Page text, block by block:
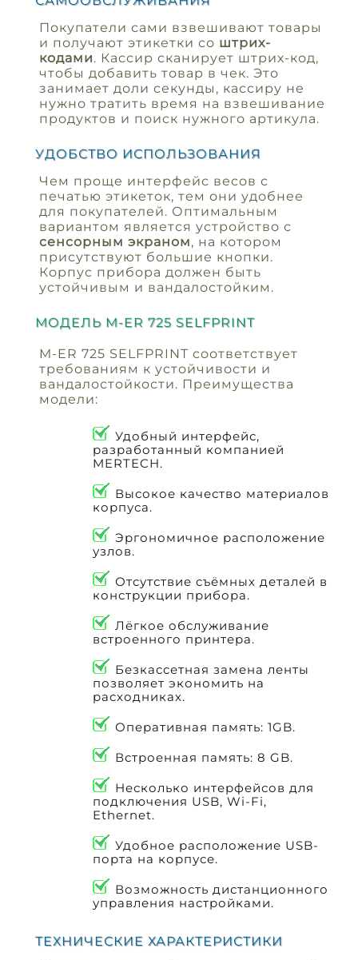
Покупатели сами взвешивают товары
и получают этикетки со штрих-
кодами. Кассир сканирует штрих-код,
чтобы добавить товар в чек. Это
занимает доли секунды, кассиру не
нужно тратить время на взвешивание
продуктов и поиск нужного артикула.
УДОБСТВО ИСПОЛЬЗОВАНИЯ
Чем проще интерфейс весов с
печатью этикеток, тем они удобнее
для покупателей. Оптимальным
вариантом является устройство с
сенсорным экраном, на котором
присутствуют большие кнопки.
Корпус прибора должен быть
устойчивым и вандалостойким.
МОДЕЛЬ M-ER 725 SELFPRINT
M-ER 725 SELFPRINT соответствует
требованиям к устойчивости и
вандалостойкости. Преимущества
модели:
Удобный интерфейс,
разработанный компанией
MERTECH.
Высокое качество материалов
корпуса.
Эргономичное расположение
узлов.
Отсутствие съёмных деталей в
конструкции прибора.
Лёгкое обслуживание
встроенного принтера.
Безкассетная замена ленты
позволяет экономить на
расходниках.
Оперативная память: 1GB.
Встроенная память: 8 GB.
Несколько интерфейсов для
подключения USB, Wi-Fi,
Ethernet.
Удобное расположение USB-
порта на корпусе.
Возможность дистанционного
управления настройками.
ТЕХНИЧЕСКИЕ ХАРАКТЕРИСТИКИ